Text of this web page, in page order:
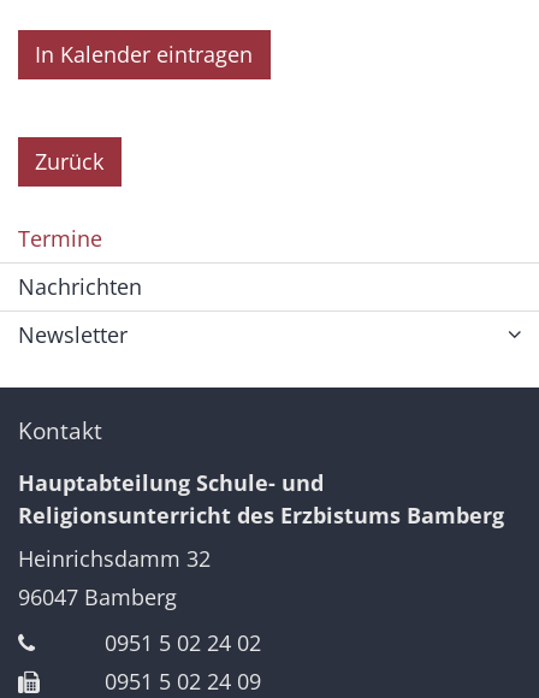
In Kalender eintragen
Zurück
Termine
Nachrichten
Newsletter
Kontakt
Hauptabteilung Schule- und
Religionsunterricht des Erzbistums Bamberg
Heinrichsdamm 32
96047 Bamberg
0951 5 02 24 02
0951 5 02 24 09